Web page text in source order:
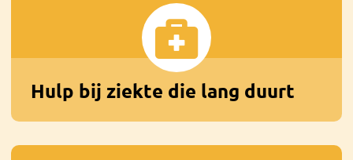
Hulp bij ziekte die lang duurt